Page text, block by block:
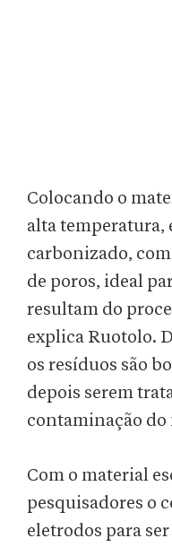
Colocando o
alta temperatura,
carbonizado,
de poros, ideal
resultam do
explica Ruotolo.
os resíduos são
depois serem
contaminação do
Com o material
pesquisadores o
eletrodos para